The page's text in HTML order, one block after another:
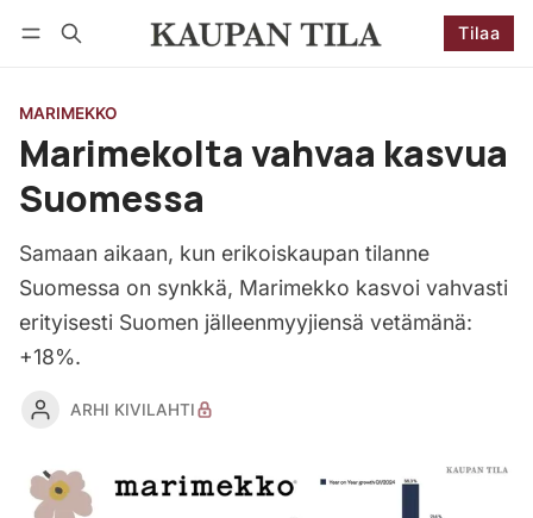
Tilaa
MARIMEKKO
Marimekolta vahvaa kasvua
Suomessa
Samaan aikaan, kun erikoiskaupan tilanne
Suomessa on synkkä, Marimekko kasvoi vahvasti
erityisesti Suomen jälleenmyyjiensä vetämänä:
+18%.
ARHI KIVILAHTI